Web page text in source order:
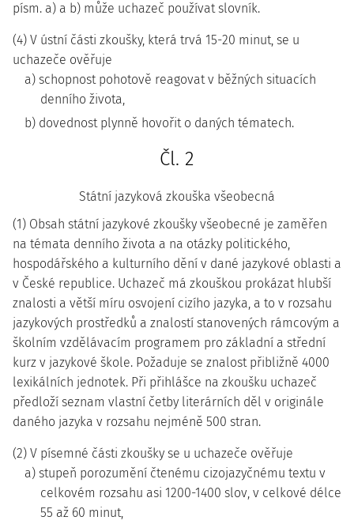
písm. a) a b) může uchazeč používat slovník.
(4) V ústní části zkoušky, která trvá 15-20 minut, se u
uchazeče ověřuje
a) schopnost pohotově reagovat v běžných situacích
denního života,
b) dovednost plynně hovořit o daných tématech.
Čl. 2
Státní jazyková zkouška všeobecná
(1) Obsah státní jazykové zkoušky všeobecné je zaměřen
na témata denního života a na otázky politického,
hospodářského a kulturního dění v dané jazykové oblasti a
v České republice. Uchazeč má zkouškou prokázat hlubší
znalosti a větší míru osvojení cizího jazyka, a to v rozsahu
jazykových prostředků a znalostí stanovených rámcovým a
školním vzdělávacím programem pro základní a střední
kurz v jazykové škole. Požaduje se znalost přibližně 4000
lexikálních jednotek. Při přihlášce na zkoušku uchazeč
předloží seznam vlastní četby literárních děl v originále
daného jazyka v rozsahu nejméně 500 stran.
(2) V písemné části zkoušky se u uchazeče ověřuje
a) stupeň porozumění čtenému cizojazyčnému textu v
celkovém rozsahu asi 1200-1400 slov, v celkové délce
55 až 60 minut,